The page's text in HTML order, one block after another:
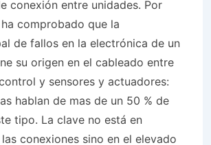
conexión entre unidades. Por
comprobado que la
de fallos en la electrónica de un
su origen en el cableado entre
y sensores y actuadores:
hablan de mas de un 50 % de
tipo. La clave no está en
conexiones sino en el elevado